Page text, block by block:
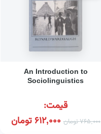
An Introduction to
Sociolinguistics
قیمت:
765,000تومان 612,000 تومان